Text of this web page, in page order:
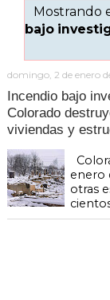
Mostrando
bajo
domingo, 2 de enero
Incendio bajo
Colorado
viviendas y
enero
otras